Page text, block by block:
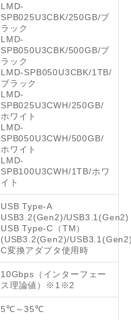
LMD-
SPB025U3CBK/250GB/ブ
ラック
LMD-
SPB050U3CBK/500GB/ブ
ラック
LMD-SPB050U3CBK/1TB/
ブラック
LMD-
SPB025U3CWH/250GB/
ホワイト
LMD-
SPB050U3CWH/500GB/
ホワイト
LMD-
SPB100U3CWH/1TB/ホワ
イト
USB Type-A
USB3.2(Gen2)/USB3.1(Gen2)
USB Type-C（TM）
(USB3.2(Gen2)/
C変換アダプタ使用時
10Gbps（インターフェー
ス理論値）※1※2
5℃～35℃